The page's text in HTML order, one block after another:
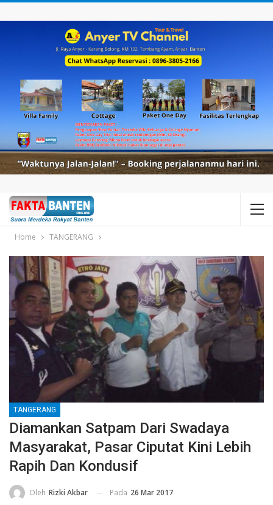
Home TANGERANG
TANGERANG
Diamankan Satpam Dari Swadaya
Masyarakat, Pasar Ciputat Kini Lebih
Rapih Dan Kondusif
Oleh Rizki Akbar Pada 26 Mar 2017